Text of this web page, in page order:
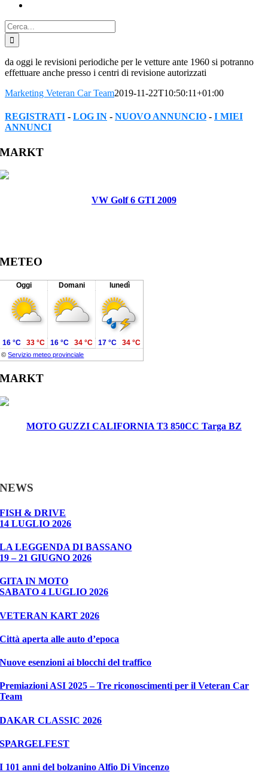
Cerca
per:
da oggi le revisioni periodiche per le vetture ante 1960 si potranno
effettuare anche presso i centri di revisione autorizzati
Marketing Veteran Car Team2019-11-22T10:50:11+01:00
REGISTRATI - LOG IN - NUOVO ANNUNCIO - I MIEI
ANNUNCI
Facebook
Twitter
Reddit
LinkedIn
WhatsApp
Tumblr
Pinterest
Vk
Xing
Email
MARKT
VW Golf 6 GTI 2009
METEO
Oggi Domani lunedì
©Servizio meteo provinciale
16 °C 33 °C 16 °C 34 °C 17 °C 34 °C
MARKT
MOTO GUZZI CALIFORNIA T3 850CC Targa BZ
NEWS
FISH & DRIVE
14 LUGLIO 2026
LA LEGGENDA DI BASSANO
19 – 21 GIUGNO 2026
GITA IN MOTO
SABATO 4 LUGLIO 2026
VETERAN KART 2026
Città aperta alle auto d’epoca
Nuove esenzioni ai blocchi del traffico
Premiazioni ASI 2025 – Tre riconoscimenti per il Veteran Car
Team
DAKAR CLASSIC 2026
SPARGELFEST
I 101 anni del bolzanino Alfio Di Vincenzo